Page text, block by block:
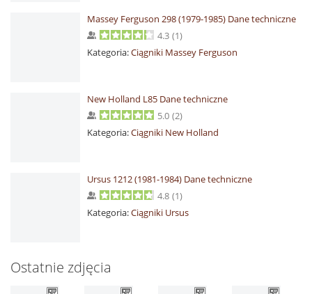
Massey Ferguson 298 (1979-1985) Dane techniczne
4.3 (1)
Kategoria:Ciągniki Massey Ferguson
New Holland L85 Dane techniczne
5.0 (2)
Kategoria:Ciągniki New Holland
Ursus 1212 (1981-1984) Dane techniczne
4.8 (1)
Kategoria:Ciągniki Ursus
Ostatnie zdjęcia